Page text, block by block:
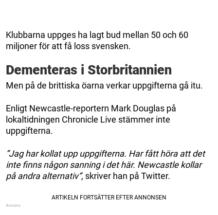
Klubbarna uppges ha lagt bud mellan 50 och 60
miljoner för att få loss svensken.
Dementeras i Storbritannien
Men på de brittiska öarna verkar uppgifterna gå itu.
Enligt Newcastle-reportern Mark Douglas på
lokaltidningen Chronicle Live stämmer inte
uppgifterna.
”Jag har kollat upp uppgifterna. Har fått höra att det
inte finns någon sanning i det här. Newcastle kollar
på andra alternativ”, skriver han på Twitter.